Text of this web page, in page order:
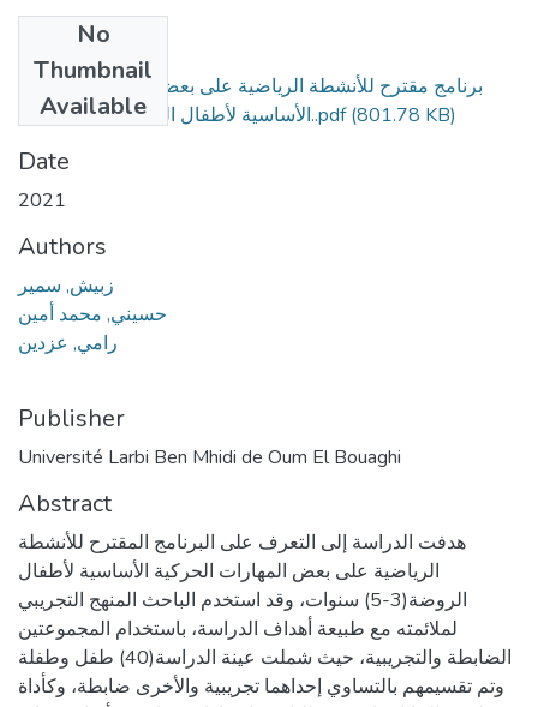
No
Thumbnail
Available
برنامج مقترح للأنشطة الرياضية على بعض المهارات الحركية
الأساسية لأطفال الروضة(3-5)سنوات..pdf(801.78 KB)
Date
2021
Authors
زبيش, سمير
حسيني, محمد أمين
رامي, عزدين
Publisher
Université Larbi Ben Mhidi de Oum El Bouaghi
Abstract
هدفت الدراسة إلى التعرف على البرنامج المقترح للأنشطة
الرياضية على بعض المهارات الحركية الأساسية لأطفال
الروضة(3-5) سنوات، وقد استخدم الباحث المنهج التجريبي
لملائمته مع طبيعة أهداف الدراسة، باستخدام المجموعتين
الضابطة والتجريبية، حيث شملت عينة الدراسة(40) طفل وطفلة
وتم تقسيمهم بالتساوي إحداهما تجريبية والأخرى ضابطة، وكأداة